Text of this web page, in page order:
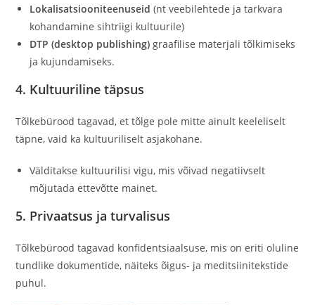
Lokalisatsiooniteenuseid (nt veebilehtede ja tarkvara
kohandamine sihtriigi kultuurile)
DTP (desktop publishing) graafilise materjali tõlkimiseks
ja kujundamiseks.
4. Kultuuriline täpsus
Tõlkebürood tagavad, et tõlge pole mitte ainult keeleliselt
täpne, vaid ka kultuuriliselt asjakohane.
Välditakse kultuurilisi vigu, mis võivad negatiivselt
mõjutada ettevõtte mainet.
5. Privaatsus ja turvalisus
Tõlkebürood tagavad konfidentsiaalsuse, mis on eriti oluline
tundlike dokumentide, näiteks õigus- ja meditsiinitekstide
puhul.